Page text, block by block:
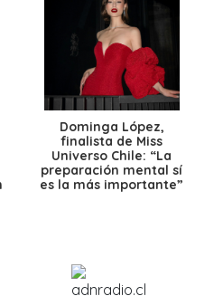
Dominga López,
finalista de Miss
Universo Chile: “La
preparación mental sí
es la más importante”